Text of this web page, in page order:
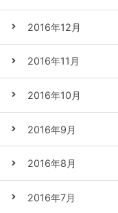
2016年12月
2016年11月
2016年10月
2016年9月
2016年8月
2016年7月